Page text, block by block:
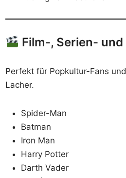
Film-, Serien-
Perfekt für Popkultur-Fans
Lacher.
Spider-Man
Batman
Iron Man
Harry Potter
Darth Vader